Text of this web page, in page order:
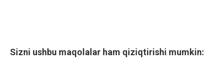
Sizni ushbu maqolalar ham qiziqtirishi mumkin: